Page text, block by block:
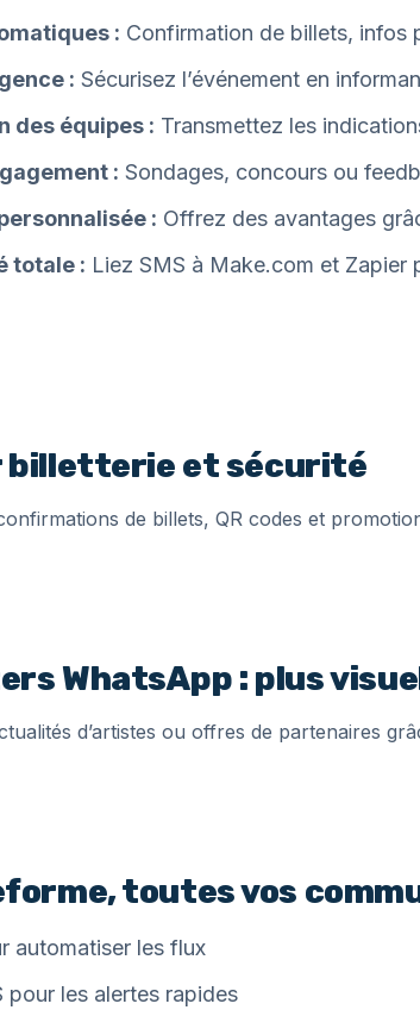
: Confirmation de billets, infos
: Sécurisez l’événement en
des équipes : Transmettez les
: Sondages, concours ou
: Offrez des avantages
totale : Liez SMS à Make.com et Zapier
billetterie et sécurité
de billets, QR codes et
WhatsApp : plus
d’artistes ou offres de partenaires
toutes vos
automatiser les flux
pour les alertes rapides